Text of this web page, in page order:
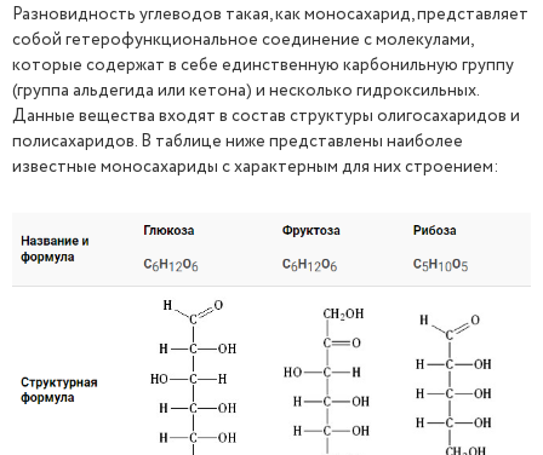
Разновидность углеводов такая, как моносахарид, представляет
собой гетерофункциональное соединение с молекулами,
которые содержат в себе единственную карбонильную группу
(группа альдегида или кетона) и несколько гидроксильных.
Данные вещества входят в состав структуры олигосахаридов и
полисахаридов. В таблице ниже представлены наиболее
известные моносахариды с характерным для них строением: